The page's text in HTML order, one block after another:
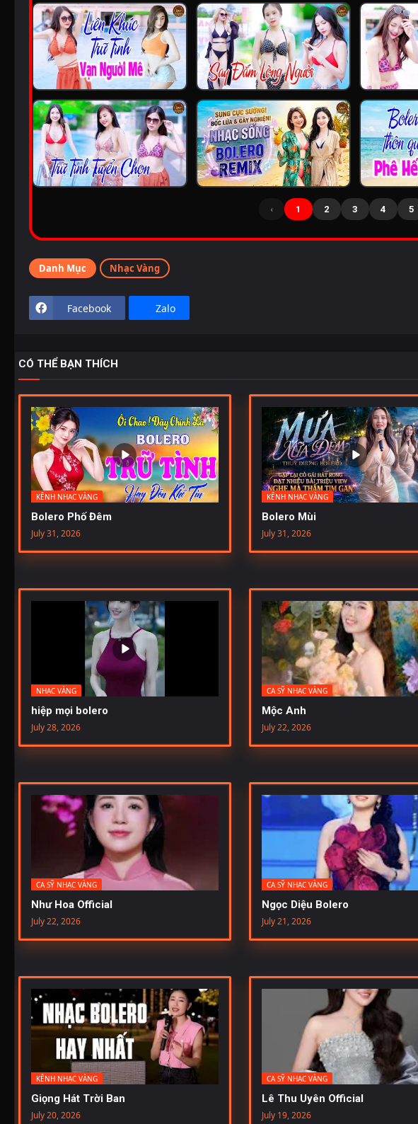
‹ 1 2 3 4 5
Danh Mục Nhạc Vàng
Facebook Zalo
CÓ THỂ BẠN THÍCH
KÊNH NHẠC VÀNG
Bolero Phố Đêm
July 31, 2026
KÊNH NHẠC VÀNG
Bolero Mùi
July 31, 2026
NHẠC VÀNG
hiệp mọi bolero
July 28, 2026
CA SỸ NHẠC VÀNG
Mộc Anh
July 22, 2026
CA SỸ NHẠC VÀNG
Như Hoa Official
July 22, 2026
CA SỸ NHẠC VÀNG
Ngọc Diệu Bolero
July 21, 2026
KÊNH NHẠC VÀNG
Giọng Hát Trời Ban
July 20, 2026
CA SỸ NHẠC VÀNG
Lê Thu Uyên Official
July 19, 2026